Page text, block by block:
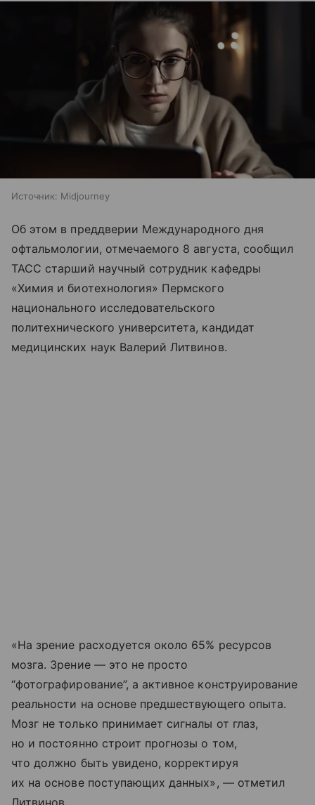
Источник: Midjourney
Об этом в преддверии Международного дня
офтальмологии, отмечаемого 8 августа, сообщил
ТАСС старший научный сотрудник кафедры
«Химия и биотехнология» Пермского
национального исследовательского
политехнического университета, кандидат
медицинских наук Валерий Литвинов.
«На зрение расходуется около 65% ресурсов
мозга. Зрение — это не просто
“фотографирование”, а активное конструирование
реальности на основе предшествующего опыта.
Мозг не только принимает сигналы от глаз,
но и постоянно строит прогнозы о том,
что должно быть увидено, корректируя
их на основе поступающих данных», — отметил